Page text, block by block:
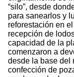
“silo”, desde
para sanearlos y
reforestación en
recepción de
capacidad de la
comenzaron a
desde la base del
confección de